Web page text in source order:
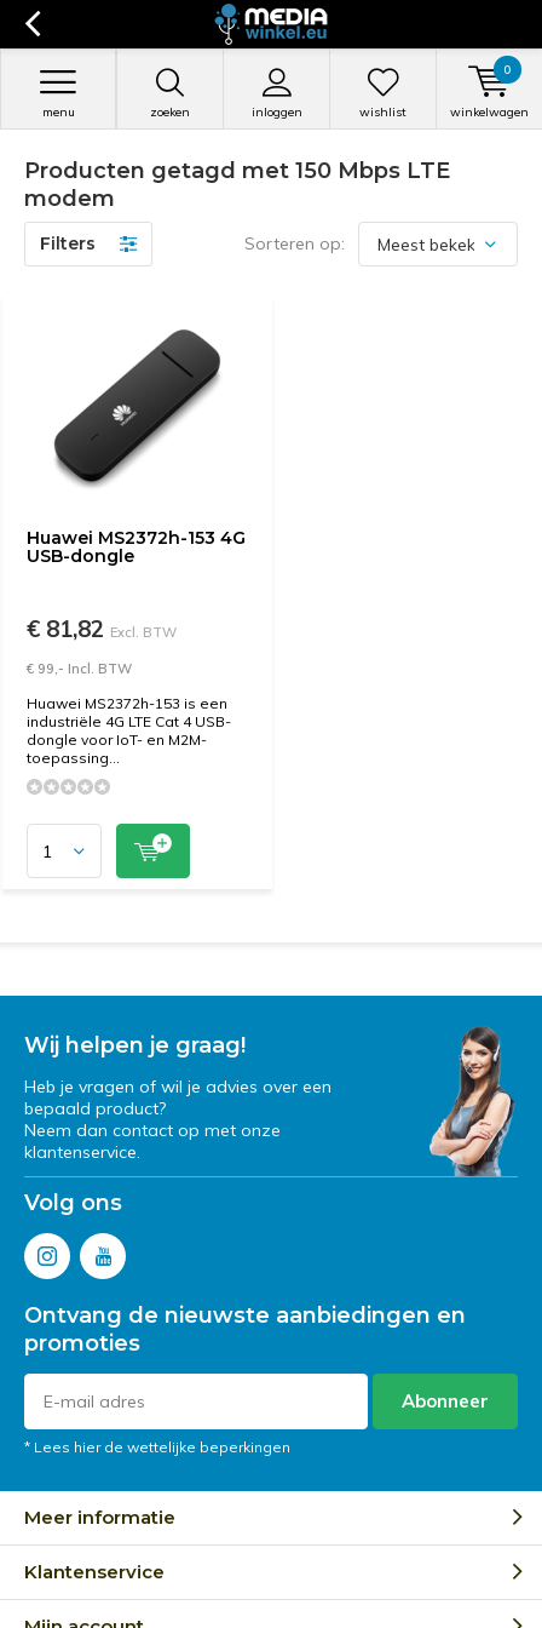
zoeken inloggen
menu wishlist winkelwagen
0
Producten getagd met 150 Mbps LTE
modem
Filters Sorteren op:
Huawei MS2372h-153 4G
USB-dongle
€ 81,82 Excl. BTW
€ 99,- Incl. BTW
Huawei MS2372h-153 is een
industriële 4G LTE Cat 4 USB-
dongle voor IoT- en M2M-
toepassing...
Wij helpen je graag!
Heb je vragen of wil je advies over een
bepaald product?
Neem dan contact op met onze
klantenservice.
Volg ons
Ontvang de nieuwste aanbiedingen en
promoties
Abonneer
* Lees hier de wettelijke beperkingen
Meer informatie
Klantenservice